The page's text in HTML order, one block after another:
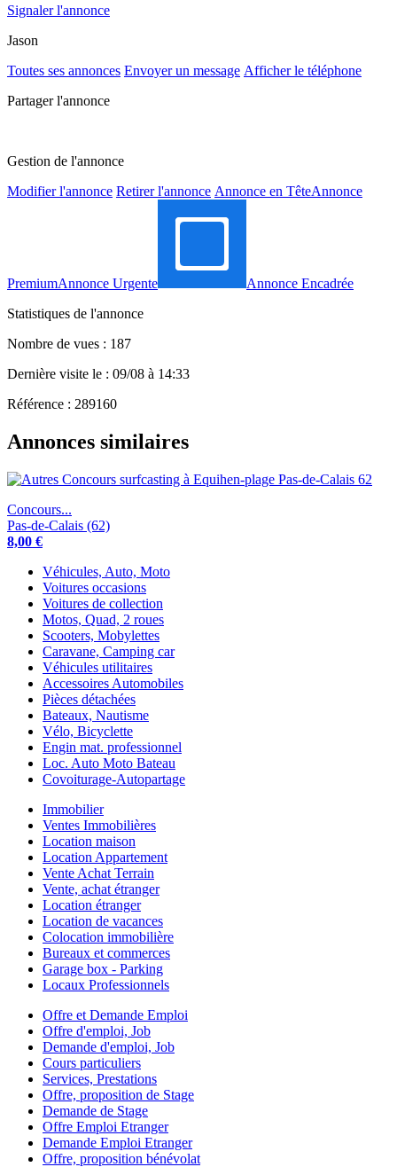
Signaler l'annonce
Jason
Toutes ses annonces Envoyer un message Afficher le téléphone
Partager l'annonce
Gestion de l'annonce
Modifier l'annonce Retirer l'annonce Annonce en TêteAnnonce
PremiumAnnonce Urgente
Annonce Encadrée
Statistiques de l'annonce
Nombre de vues : 187
Dernière visite le : 09/08 à 14:33
Référence : 289160
Annonces similaires
Concours...
Pas-de-Calais (62)
8,00 €
Véhicules, Auto, Moto
Voitures occasions
Voitures de collection
Motos, Quad, 2 roues
Scooters, Mobylettes
Caravane, Camping car
Véhicules utilitaires
Accessoires Automobiles
Pièces détachées
Bateaux, Nautisme
Vélo, Bicyclette
Engin mat. professionnel
Loc. Auto Moto Bateau
Covoiturage-Autopartage
Immobilier
Ventes Immobilières
Location maison
Location Appartement
Vente Achat Terrain
Vente, achat étranger
Location étranger
Location de vacances
Colocation immobilière
Bureaux et commerces
Garage box - Parking
Locaux Professionnels
Offre et Demande Emploi
Offre d'emploi, Job
Demande d'emploi, Job
Cours particuliers
Services, Prestations
Offre, proposition de Stage
Demande de Stage
Offre Emploi Etranger
Demande Emploi Etranger
Offre, proposition bénévolat